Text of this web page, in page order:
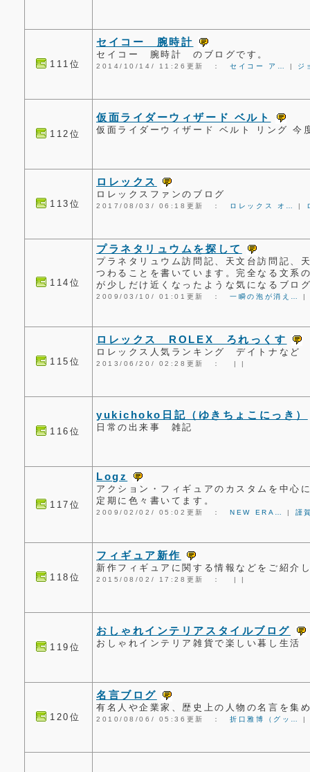
111位
セイコー 腕時計
セイコー 腕時計 のブログです。
2014/10/14/ 11:26更新 ：セイコー ア… | ジ
112位
仮面ライダーウィザード ベルト
仮面ライダーウィザード ベルト リング 今
113位
ロレックス
ロレックスファンのブログ
2017/08/03/ 06:18更新 ： ロレックス オ… |
114位
プラネタリュウムを探して
プラネタリュウム訪問記、天文台訪問記、
つわることを書いています。完全なる文系
が少しだけ近くなったような気になるブロ
2009/03/10/ 01:01更新 ：一瞬の泡が消え…
115位
ロレックス ROLEX ろれっくす
ロレックス人気ランキング デイトナなど
2013/06/20/ 02:28更新 ： | |
116位
yukichoko日記（ゆきちょこにっき）
日常の出来事 雑記
117位
Logz
アクション・フィギュアのカスタムを中心
定期に色々書いてます。
2009/02/02/ 05:02更新 ：NEW ERA… | 謹
118位
フィギュア新作
新作フィギュアに関する情報などをご紹介
2015/08/02/ 17:28更新 ： | |
119位
おしゃれインテリアスタイルブログ
おしゃれインテリア雑貨で楽しい暮し生活
120位
名言ブログ
有名人や企業家、歴史上の人物の名言を集
2010/08/06/ 05:36更新 ：折口雅博（グッ…